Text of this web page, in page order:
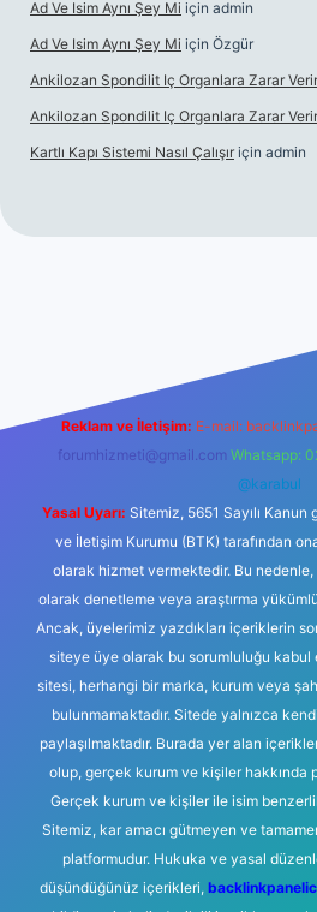
Ad Ve Isim Aynı Şey Mi için admin
Ad Ve Isim Aynı Şey Mi için Özgür
Ankilozan Spondilit Iç Organlara Zarar
Ankilozan Spondilit Iç Organlara Zarar
Kartlı Kapı Sistemi Nasıl Çalışır için admin
Reklam ve İletişim: E-mail:
forumhizmeti@gmail.com Whatsapp:
@karabul
Yasal Uyarı: Sitemiz, 5651 Sayılı
ve İletişim Kurumu (BTK) tarafından
olarak hizmet vermektedir. Bu
olarak denetleme veya araştırma
Ancak, üyelerimiz yazdıkları içeriklerin
siteye üye olarak bu sorumluluğu kabul
sitesi, herhangi bir marka, kurum veya
bulunmamaktadır. Sitede yalnızca
paylaşılmaktadır. Burada yer alan
olup, gerçek kurum ve kişiler hakkında
Gerçek kurum ve kişiler ile isim
Sitemiz, kar amacı gütmeyen ve
platformudur. Hukuka ve yasal
düşündüğünüz içerikleri,